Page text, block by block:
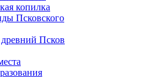
копилка
Псковского
Псков